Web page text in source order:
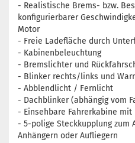
- Realistische Brems- bzw.
konfigurierbarer
Motor
- Freie Ladefläche durch
- Kabinenbeleuchtung
- Bremslichter und
- Blinker rechts/links und
- Abblendlicht / Fernlicht
- Dachblinker (abhängig vom
- Einsehbare Fahrerkabine mit
- 5-polige Steckkupplung zum
Anhängern oder Aufliegern